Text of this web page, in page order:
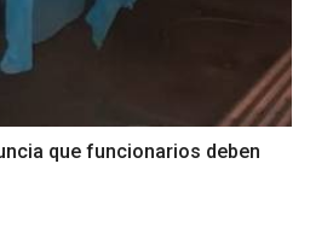
que funcionarios deben